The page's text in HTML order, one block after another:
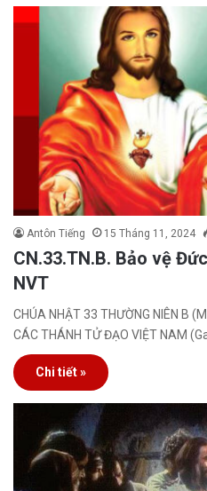
Antôn Tiếng 15 Tháng 11, 2024
CN.33.TN.B. Bảo vệ
NVT
CHÚA NHẬT 33 THƯỜNG NIÊN B
CÁC THÁNH TỬ ĐẠO VIỆT NAM
Chi tiết »